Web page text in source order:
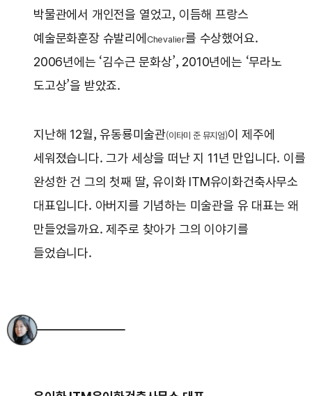
박물관에서 개인전을 열었고, 이듬해 프랑스
예술문화훈장 슈발리에 Chevalier를 수상했어요.
2006년에는 ‘김수근 문화상’, 2010년에는 ‘무라노
도고상’을 받았죠.
지난해 12월, 유동룡미술관(이타미 준 뮤지엄)이 제주에
세워졌습니다. 그가 세상을 떠난 지 11년 만입니다. 이를
완성한 건 그의 첫째 딸, 유이화 ITM유이화건축사무소
대표입니다. 아버지를 기념하는 미술관을 유 대표는 왜
만들었을까요. 제주로 찾아가 그의 이야기를
들었습니다.